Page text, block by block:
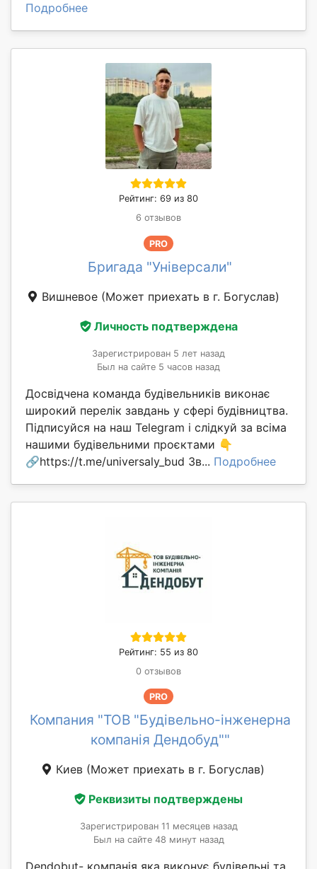
Подробнее
Рейтинг: 69 из 80
6 отзывов
PRO
Бригада "Універсали"
Вишневое (Может приехать в г. Богуслав)
Личность подтверждена
Зарегистрирован 5 лет назад
Был на сайте 5 часов назад
Досвідчена команда будівельників виконає
широкий перелік завдань у сфері будівництва.
Підписуйся на наш Telegram і слідкуй за всіма
нашими будівельними проєктами 👇
🔗https://t.me/universaly_bud Зв... Подробнее
Рейтинг: 55 из 80
0 отзывов
PRO
Компания "ТОВ "Будівельно-інженерна
компанія Дендобуд""
Киев (Может приехать в г. Богуслав)
Реквизиты подтверждены
Зарегистрирован 11 месяцев назад
Был на сайте 48 минут назад